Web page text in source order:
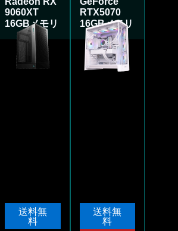
9060XT
16GBメモリ
送料無
料
RTX5070
16GBメモリ
送料無
料